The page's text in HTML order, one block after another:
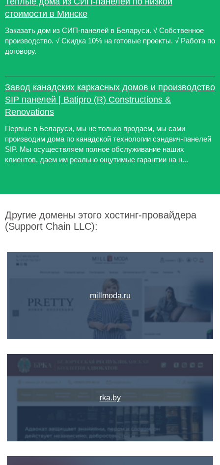
стоимости в Минске
Заказать дом из СИП-панелей в Беларуси. √ Собственное
производство. √ Скидка 10% на готовые проекты. √ Работа по
договору.
Завод канадских каркасных домов и производство
SIP панелей | Batipro (R) Constructions &
Renovations
Первые в Беларуси, мы не только продаем, мы сами
производим дома по канадской технологии сэндвич-панелей
SIP. Мы осуществляем полное обслуживание наших
клиентов, даем им реально ощутимые гарантии на н...
Другие домены этого хостинг-провайдера
(Support Chain LLC):
millmoda.ru
rka.by